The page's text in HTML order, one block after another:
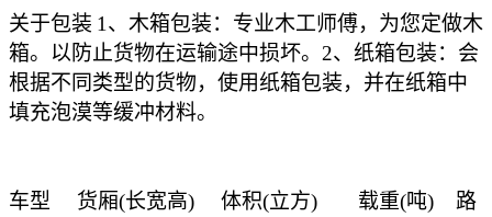
关于包装 1、木箱包装：专业木工师傅，为您定做木
箱。以防止货物在运输途中损坏。2、纸箱包装：会
根据不同类型的货物，使用纸箱包装，并在纸箱中
填充泡漠等缓冲材料。
车型 货厢(长宽高) 体积(立方) 载重(吨) 路